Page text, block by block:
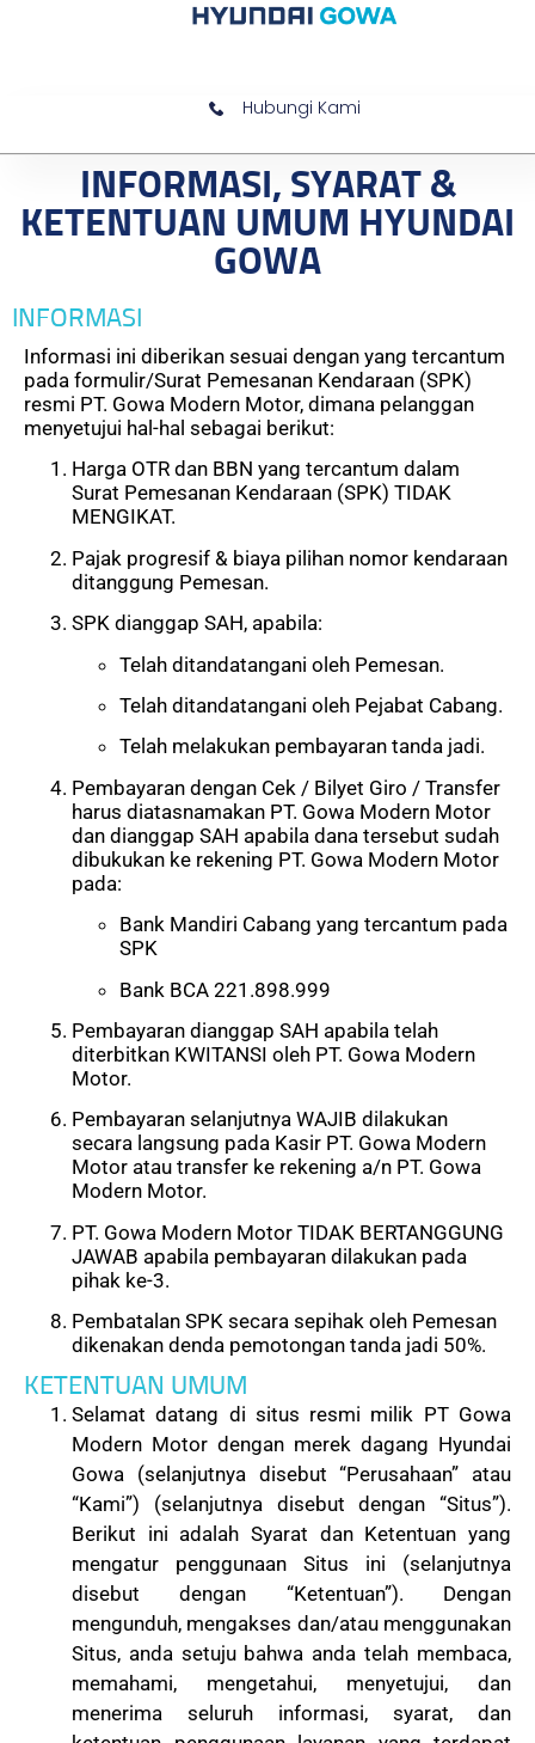
Hubungi Kami
INFORMASI, SYARAT &
KETENTUAN UMUM HYUNDAI
GOWA
INFORMASI
Informasi ini diberikan sesuai dengan yang tercantum
pada formulir/Surat Pemesanan Kendaraan (SPK)
resmi PT. Gowa Modern Motor, dimana pelanggan
menyetujui hal-hal sebagai berikut:
Harga OTR dan BBN yang tercantum dalam
Surat Pemesanan Kendaraan (SPK) TIDAK
MENGIKAT.
Pajak progresif & biaya pilihan nomor kendaraan
ditanggung Pemesan.
SPK dianggap SAH, apabila:
Telah ditandatangani oleh Pemesan.
Telah ditandatangani oleh Pejabat Cabang.
Telah melakukan pembayaran tanda jadi.
Pembayaran dengan Cek / Bilyet Giro / Transfer
harus diatasnamakan PT. Gowa Modern Motor
dan dianggap SAH apabila dana tersebut sudah
dibukukan ke rekening PT. Gowa Modern Motor
pada:
Bank Mandiri Cabang yang tercantum pada
SPK
Bank BCA 221.898.999
Pembayaran dianggap SAH apabila telah
diterbitkan KWITANSI oleh PT. Gowa Modern
Motor.
Pembayaran selanjutnya WAJIB dilakukan
secara langsung pada Kasir PT. Gowa Modern
Motor atau transfer ke rekening a/n PT. Gowa
Modern Motor.
PT. Gowa Modern Motor TIDAK BERTANGGUNG
JAWAB apabila pembayaran dilakukan pada
pihak ke-3.
Pembatalan SPK secara sepihak oleh Pemesan
dikenakan denda pemotongan tanda jadi 50%.
KETENTUAN UMUM
Selamat datang di situs resmi milik PT Gowa
Modern Motor dengan merek dagang Hyundai
Gowa (selanjutnya disebut “Perusahaan” atau
“Kami”) (selanjutnya disebut dengan “Situs”).
Berikut ini adalah Syarat dan Ketentuan yang
mengatur penggunaan Situs ini (selanjutnya
disebut dengan “Ketentuan”). Dengan
mengunduh, mengakses dan/atau menggunakan
Situs, anda setuju bahwa anda telah membaca,
memahami, mengetahui, menyetujui, dan
menerima seluruh informasi, syarat, dan